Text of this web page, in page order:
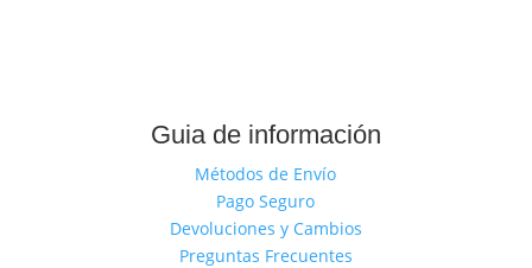
Guia de información
Métodos de Envío
Pago Seguro
Devoluciones y Cambios
Preguntas Frecuentes